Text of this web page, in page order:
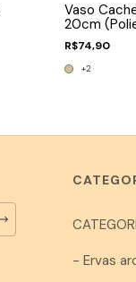
Vaso
20cm
R$74,90
+2
- Ervas